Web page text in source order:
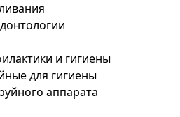
и гигиены
для гигиены
аппарата